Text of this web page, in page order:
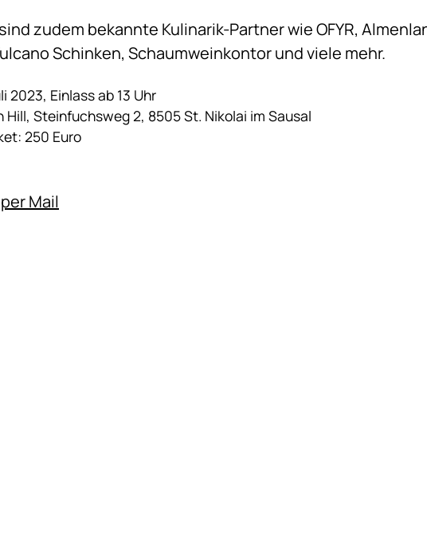
zudem bekannte Kulinarik-Partner wie OFYR,
Schinken, Schaumweinkontor und viele mehr.
2023, Einlass ab 13 Uhr
Hill, Steinfuchsweg 2, 8505 St. Nikolai im Sausal
250 Euro
Mail